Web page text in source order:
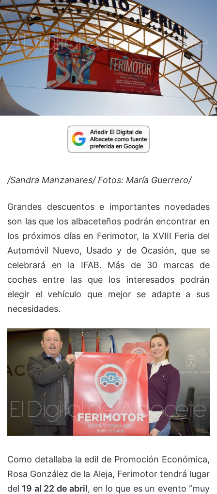
/Sandra Manzanares/ Fotos: María Guerrero/
Grandes descuentos e importantes novedades
son las que los albaceteños podrán encontrar en
los próximos días en Ferimotor, la XVIII Feria del
Automóvil Nuevo, Usado y de Ocasión, que se
celebrará en la IFAB. Más de 30 marcas de
coches entre las que los interesados podrán
elegir el vehículo que mejor se adapte a sus
necesidades.
Como detallaba la edil de Promoción Económica,
Rosa González de la Aleja, Ferimotor tendrá lugar
del 19 al 22 de abril, en lo que es un evento “muy